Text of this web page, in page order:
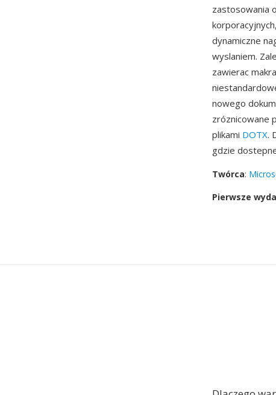
zastosowania
dynamiczne
wyslaniem.
zawierac
nowego
zróznicowane
plikami DOTX.
gdzie
Twórca:
Pierwsze